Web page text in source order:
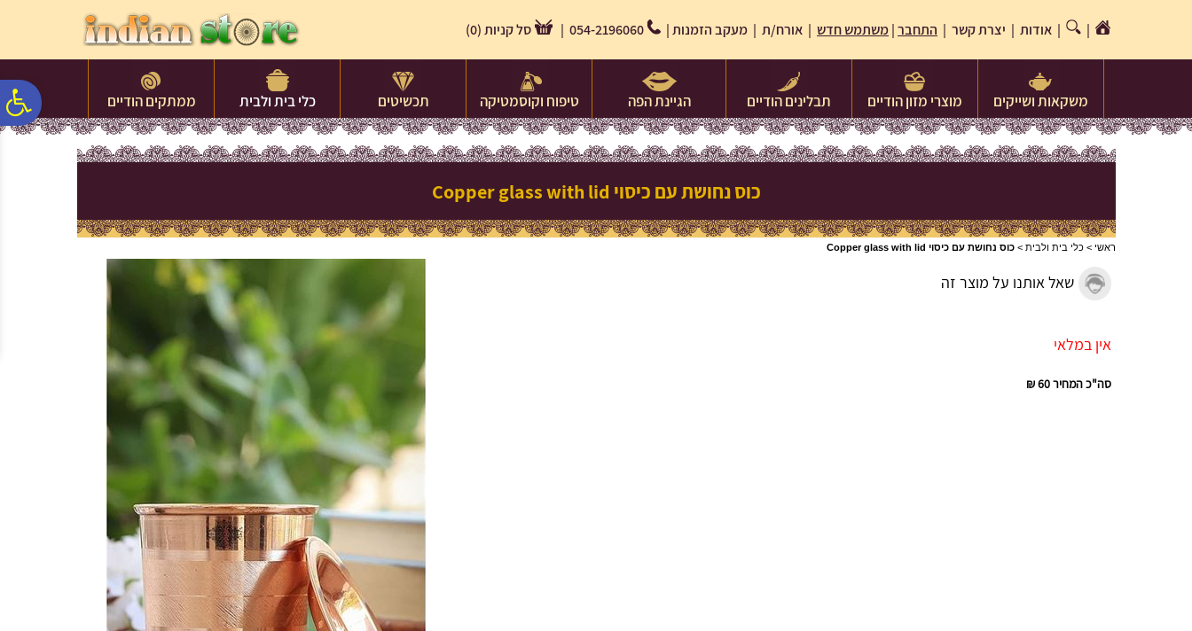
נגישות
אתר
המרכזי
|
| אודות | יצרת קשר | התחבר|משתמש חדש | אורח/ת | מעקב הזמנות| סל קניות(
0
)
משקאות ושייקים מוצרי מזון הודיים תבלינים הודיים הגיינת הפה טיפוח וקוסמטיקה תכשיטים כלי בית ולבית ממתקים הודיים
כוס נחושת עם כיסוי Copper glass with lid
ראשי > כלי בית ולבית > כוס נחושת עם כיסוי Copper glass with lid
שאל אותנו על מוצר זה
אין במלאי
סה"כ המחיר60 ₪